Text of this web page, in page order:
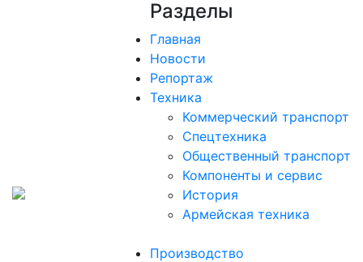
Разделы
Главная
Новости
Репортаж
Техника
Коммерческий транспорт
Спецтехника
Общественный транспорт
Компоненты и сервис
История
Армейская техника
Производство